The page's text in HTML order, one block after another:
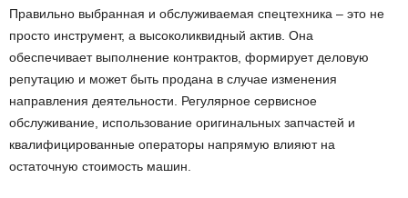
Правильно выбранная и обслуживаемая спецтехника – это не
просто инструмент, а высоколиквидный актив. Она
обеспечивает выполнение контрактов, формирует деловую
репутацию и может быть продана в случае изменения
направления деятельности. Регулярное сервисное
обслуживание, использование оригинальных запчастей и
квалифицированные операторы напрямую влияют на
остаточную стоимость машин.